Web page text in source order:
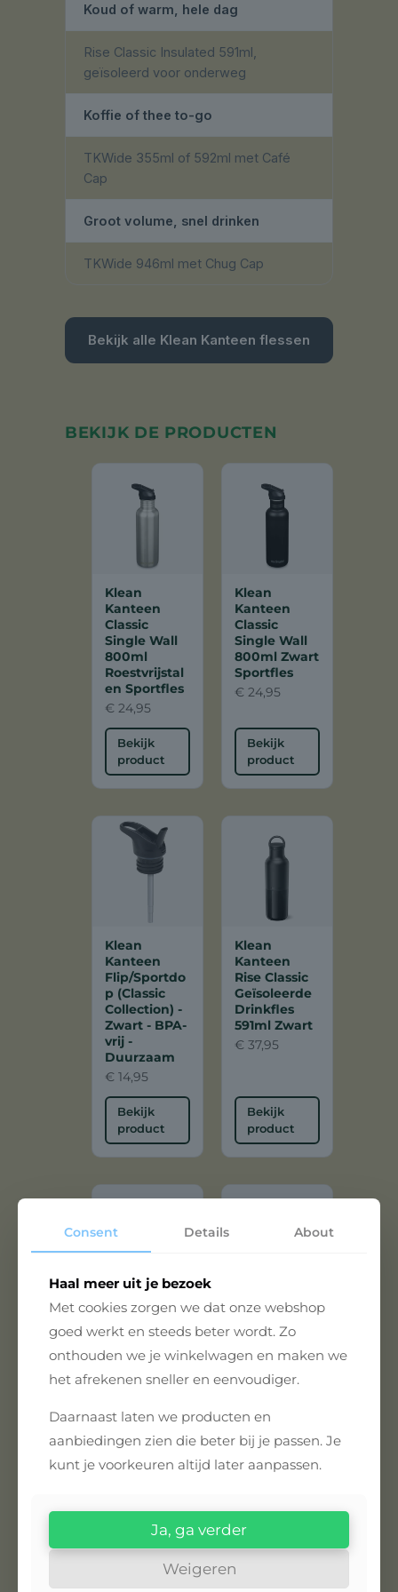
Koud of warm, hele dag
Rise Classic Insulated 591ml,
geïsoleerd voor onderweg
Koffie of thee to-go
TKWide 355ml of 592ml met Café
Cap
Groot volume, snel drinken
TKWide 946ml met Chug Cap
Bekijk alle Klean Kanteen flessen
BEKIJK DE PRODUCTEN
Klean
Kanteen
Classic
Single Wall
800ml
Roestvrijstal
en Sportfles
€ 24,95
Bekijk
product
Klean
Kanteen
Classic
Single Wall
800ml Zwart
Sportfles
€ 24,95
Bekijk
product
Klean
Kanteen
Flip/Sportdo
p (Classic
Collection) -
Zwart - BPA-
vrij -
Duurzaam
€ 14,95
Bekijk
product
Klean
Kanteen
Rise Classic
Geïsoleerde
Drinkfles
591ml Zwart
€ 37,95
Bekijk
product
Klean
Kanteen
Insulated
591ml - Arch
Barely Blue
product
Klean
Kanteen
355ml -
Duurzame
met Café
Cap Tofu
€ 33,95
product
Consent Details About
Haal meer uit je bezoek
Met cookies zorgen we dat onze webshop
goed werkt en steeds beter wordt. Zo
onthouden we je winkelwagen en maken we
het afrekenen sneller en eenvoudiger.
Daarnaast laten we producten en
aanbiedingen zien die beter bij je passen. Je
kunt je voorkeuren altijd later aanpassen.
Weigeren
Ja, ga verder